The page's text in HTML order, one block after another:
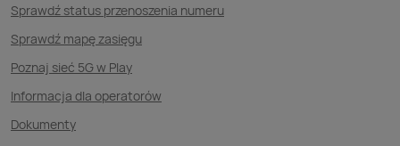
Sprawdź status przenoszenia numeru
Sprawdź mapę zasięgu
Poznaj sieć 5G w Play
Informacja dla operatorów
Dokumenty